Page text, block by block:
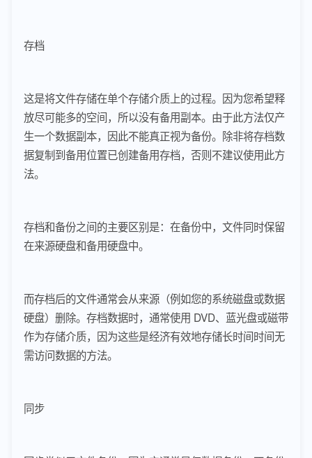
存档
这是将文件存储在单个存储介质上的过程。因为您希望释
放尽可能多的空间，所以没有备用副本。由于此方法仅产
生一个数据副本，因此不能真正视为备份。除非将存档数
据复制到备用位置已创建备用存档，否则不建议使用此方
法。
存档和备份之间的主要区别是：在备份中，文件同时保留
在来源硬盘和备用硬盘中。
而存档后的文件通常会从来源（例如您的系统磁盘或数据
硬盘）删除。存档数据时，通常使用 DVD、蓝光盘或磁带
作为存储介质，因为这些是经济有效地存储长时间时间无
需访问数据的方法。
同步